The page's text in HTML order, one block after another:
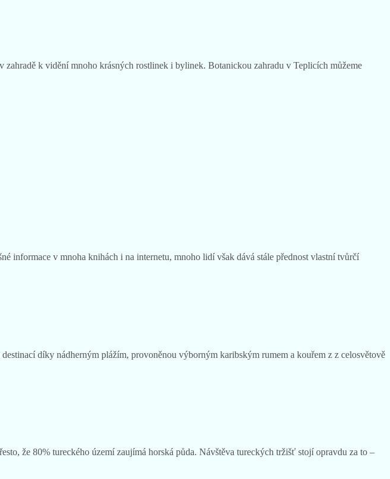
k vidění mnoho krásných rostlinek i bylinek. Botanickou zahradu v Teplicích můžeme
informace v mnoha knihách i na internetu, mnoho lidí však dává stále přednost vlastní tvůrčí
díky nádherným plážím, provoněnou výborným karibským rumem a kouřem z z celosvětově
že 80% tureckého území zaujímá horská půda. Návštěva tureckých tržišť stojí opravdu za to –